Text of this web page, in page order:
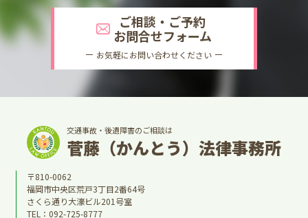
ご相談・ご予約
お問合せフォーム
お気軽にお問い合わせください
交通事故・後遺障害のご相談は
菅藤（かんとう）法律事務所
〒810-0062
福岡市中央区荒戸3丁目2番64号
さくら通り大濠ビル201号室
TEL： 092-725-8777